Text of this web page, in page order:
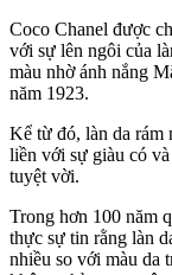
Coco Chanel được
với sự lên ngôi của
màu nhờ ánh nắng
năm 1923.
Kể từ đó, làn da rám
liền với sự giàu có
tuyệt vời.
Trong hơn 100 năm
thực sự tin rằng làn
nhiều so với màu da